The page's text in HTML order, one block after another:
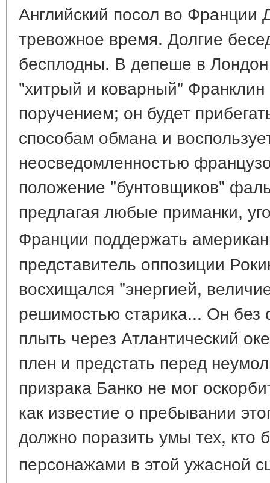
Английский посол во
тревожное время. Долгие
бесплодны. В депеше в
"хитрый и коварный"
поручением; он будет
способам обмана и
неосведомленностью
положение "бунтовщиков"
предлагая любые приманки,
Франции поддержать
представитель оппозиции
восхищался "энергией,
решимостью старика... Он без
плыть через Атлантический
плен и предстать перед
призрака Банко не мог
как известие о пребывании
должно поразить умы тех, кто
персонажами в этой ужасной